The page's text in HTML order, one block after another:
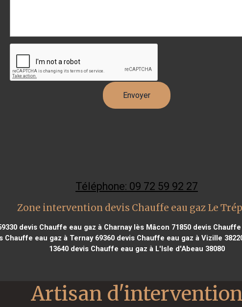
Téléphone: 09 72 59 92 27
Zone intervention devis Chauffe eau gaz Le
devis Chauffe eau gaz à Charnay lès Mâcon 71850 devis
Chauffe eau gaz à Ternay 69360devis Chauffe eau gaz à Vizille
13640devis Chauffe eau gaz à L'Isle d'Abeau 38080
Artisan d'intervention